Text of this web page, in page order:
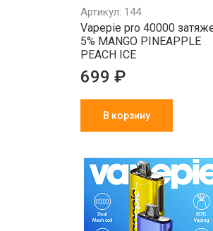
Артикул: 144
Vapepie pro 40000
5% MANGO PINEAPPLE
PEACH ICE
699 ₽
В корзину